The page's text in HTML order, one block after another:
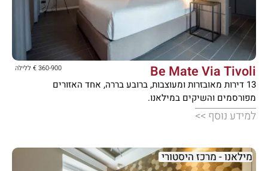





Be Mate Via Tivoli 360-900 € ללילה
13 דירות מאובזרות ומעוצבות, ברובע בררה, אחד האזורים
מפורסמים והשיקים במילאנו.
למידע נוסף >>
מילאנו - מרכז היסטורי